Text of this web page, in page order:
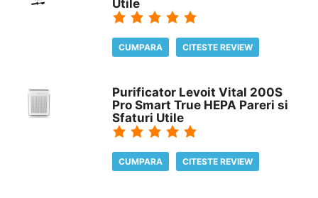
Utile
CUMPARA CITESTE REVIEW
Purificator Levoit Vital 200S
Pro Smart True HEPA Pareri si
Sfaturi Utile
CUMPARA CITESTE REVIEW